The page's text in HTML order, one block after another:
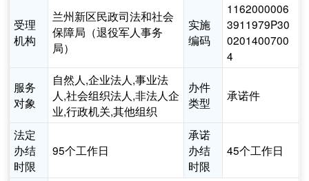
受理
机构
兰州新区民政司法和社会
保障局（退役军人事务
局）
实施
编码
1162000006
3911979P30
0201400700
4
服务
对象
自然人,企业法人,事业法
人,社会组织法人,非法人企
业,行政机关,其他组织
办件
类型
承诺件
法定
办结
时限
95个工作日
承诺
办结
时限
45个工作日